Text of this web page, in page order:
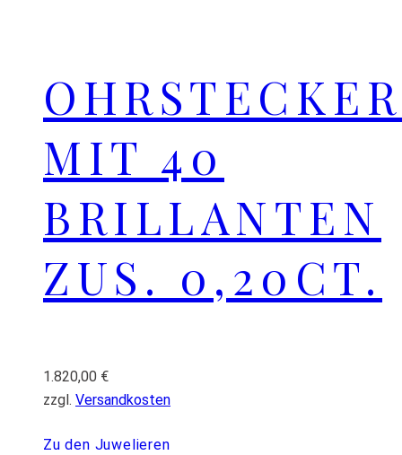
OHRSTECKER
MIT 40
BRILLANTEN
ZUS. 0,20CT.
1.820,00 €
zzgl. Versandkosten
Zu den Juwelieren